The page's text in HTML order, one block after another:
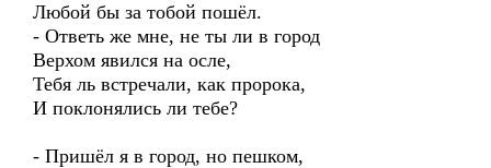
Любой бы за тобой пошёл.
- Ответь же мне, не ты ли в город
Верхом явился на осле,
Тебя ль встречали, как пророка,
И поклонялись ли тебе?
- Пришёл я в город, но пешком,